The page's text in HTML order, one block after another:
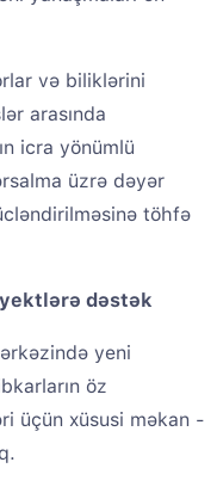
və biliklərini
arasında
icra yönümlü
üzrə dəyər
töhfə
dəstək
yeni
öz
üçün xüsusi məkan -